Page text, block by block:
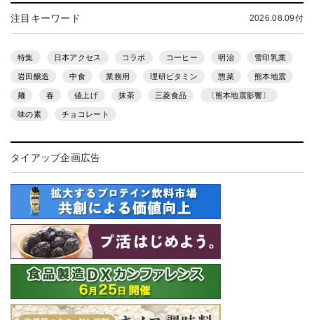
注目キーワード 2026.08.09付
特集 日本アクセス コラボ コーヒー 明治 雪印乳業
岩田醸造 中食 業務用 理研ビタミン 惣菜 熊本地震
麺 春 値上げ 抹茶 三菱食品 〔熊本地震影響〕
味の素 チョコレート
タイアップ企画広告